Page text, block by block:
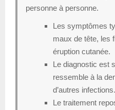
personne à personne.
Les symptômes
maux de tête, les
éruption cutanée.
Le diagnostic est
ressemble à la
d’autres infections.
Le traitement